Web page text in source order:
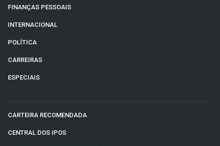
FINANÇAS PESSOAIS
INTERNACIONAL
POLÍTICA
CARREIRAS
ESPECIAIS
CARTEIRA RECOMENDADA
CENTRAL DOS IPOS